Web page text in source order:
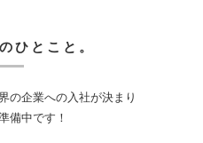
ひとこと。
の企業への入社が決まり
備中です！